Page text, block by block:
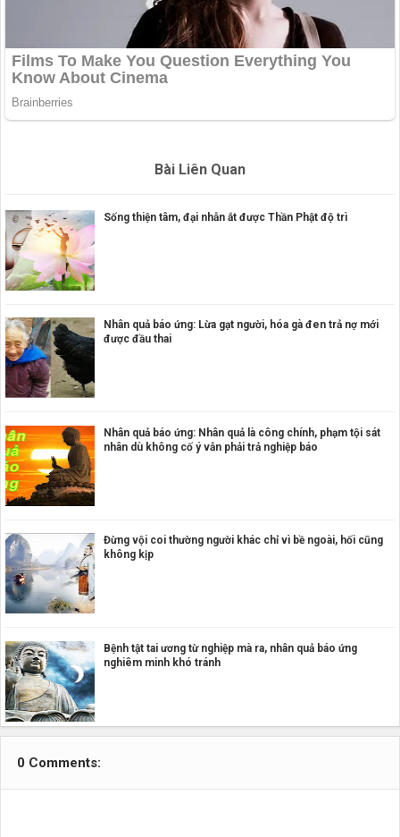
Bài Liên Quan
Sống thiện tâm, đại nhẫn ắt được Thần Phật độ trì
Nhân quả báo ứng: Lừa gạt người, hóa gà đen trả nợ mới
được đầu thai
Nhân quả báo ứng: Nhân quả là công chính, phạm tội sát
nhân dù không cố ý vẫn phải trả nghiệp báo
Đừng vội coi thường người khác chỉ vì bề ngoài, hối cũng
không kịp
Bệnh tật tai ương từ nghiệp mà ra, nhân quả báo ứng
nghiêm minh khó tránh
0 Comments: